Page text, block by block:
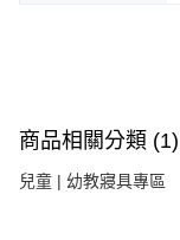
商品相關分類 (1)
兒童 | 幼教寢具專區